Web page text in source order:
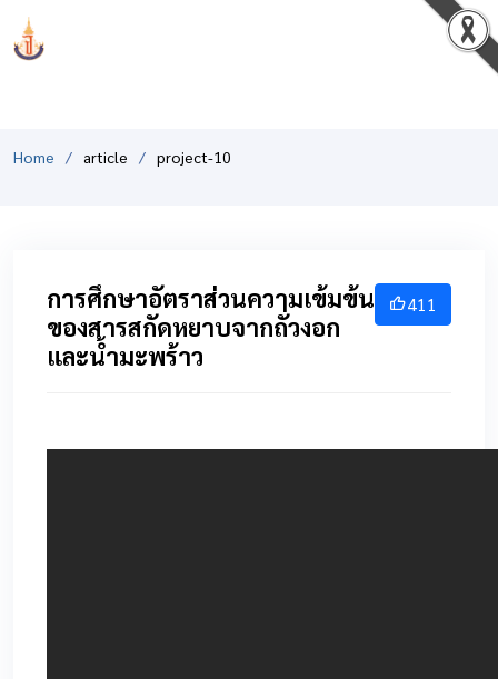
Home article project-10
411
การศึกษาอัตราส่วนความเข้มข้น
ของสารสกัดหยาบจากถั่วงอก
และน้ำมะพร้าว